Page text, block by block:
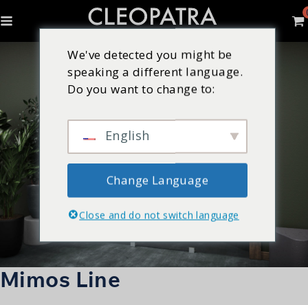
Mimos Line
We've detected you might be
speaking a different language.
Do you want to change to:
English
Change Language
Close and do not switch language